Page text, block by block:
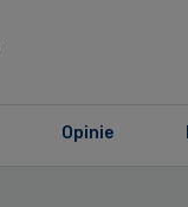
Opinie